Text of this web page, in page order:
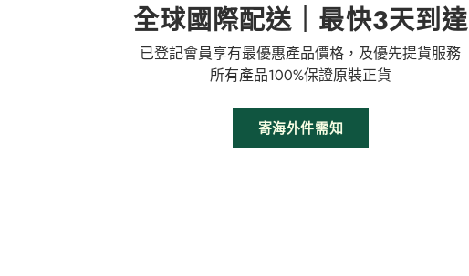
全球國際配送｜最快3天到達
已登記會員享有最優惠產品價格，及優先提貨服務
所有產品100%保證原裝正貨
寄海外件需知